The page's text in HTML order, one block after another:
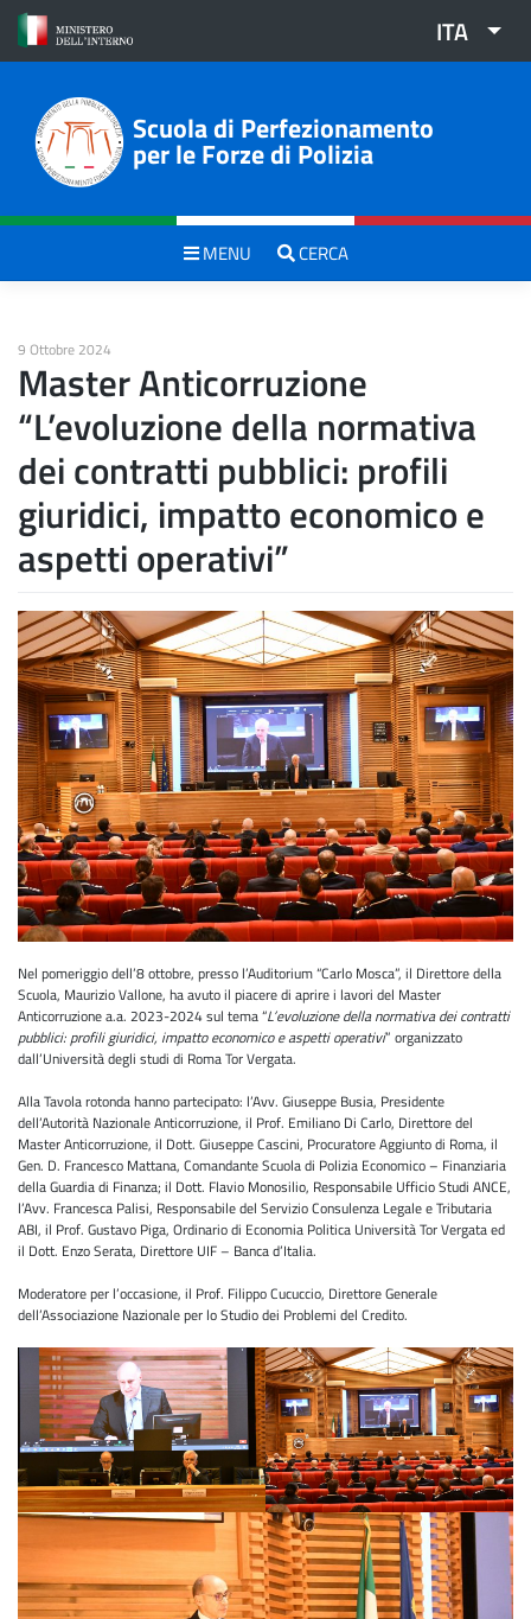
Skip
content
ITA
Scuola di Perfezionamento
per le Forze di Polizia
MENU CERCA
9 Ottobre 2024
Master Anticorruzione
“L’evoluzione della normativa
dei contratti pubblici: profili
giuridici, impatto economico e
aspetti operativi”
Nel pomeriggio dell’8 ottobre, presso l’Auditorium “Carlo Mosca”, il Direttore della
Scuola, Maurizio Vallone, ha avuto il piacere di aprire i lavori del Master
Anticorruzione a.a. 2023-2024 sul tema “L’evoluzione della normativa dei contratti
pubblici: profili giuridici, impatto economico e aspetti operativi” organizzato
dall’Università degli studi di Roma Tor Vergata.
Alla Tavola rotonda hanno partecipato: l’Avv. Giuseppe Busia, Presidente
dell’Autorità Nazionale Anticorruzione, il Prof. Emiliano Di Carlo, Direttore del
Master Anticorruzione, il Dott. Giuseppe Cascini, Procuratore Aggiunto di Roma, il
Gen. D. Francesco Mattana, Comandante Scuola di Polizia Economico – Finanziaria
della Guardia di Finanza; il Dott. Flavio Monosilio, Responsabile Ufficio Studi ANCE,
l’Avv. Francesca Palisi, Responsabile del Servizio Consulenza Legale e Tributaria
ABI, il Prof. Gustavo Piga, Ordinario di Economia Politica Università Tor Vergata ed
il Dott. Enzo Serata, Direttore UIF – Banca d’Italia.
Moderatore per l’occasione, il Prof. Filippo Cucuccio, Direttore Generale
dell’Associazione Nazionale per lo Studio dei Problemi del Credito.